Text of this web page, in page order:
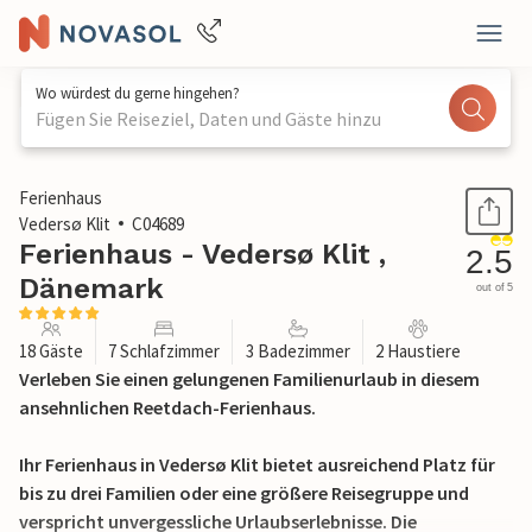
Wo würdest du gerne hingehen?
Fügen Sie Reiseziel, Daten und Gäste hinzu
1 / 30
Ferienhaus
Vedersø Klit
C04689
Ferienhaus - Vedersø Klit ,
Dänemark
2.5
out of 5
18 Gäste 7 Schlafzimmer 3 Badezimmer 2 Haustiere
Verleben Sie einen gelungenen Familienurlaub in diesem
ansehnlichen Reetdach-Ferienhaus.
Ihr Ferienhaus in Vedersø Klit bietet ausreichend Platz für
bis zu drei Familien oder eine größere Reisegruppe und
verspricht unvergessliche Urlaubserlebnisse. Die